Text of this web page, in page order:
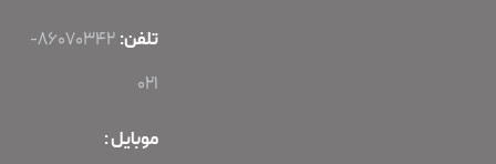
تلفن:
86070342-
021
موبایل :